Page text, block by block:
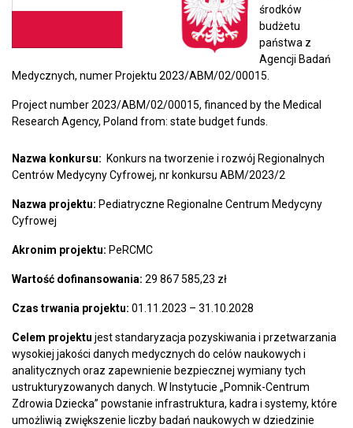
środków
budżetu
państwa z
Agencji Badań
Medycznych, numer Projektu 2023/ABM/02/00015.
Project number 2023/ABM/02/00015, financed by the Medical
Research Agency, Poland from: state budget funds.
Nazwa konkursu: Konkurs na tworzenie i rozwój Regionalnych
Centrów Medycyny Cyfrowej, nr konkursu ABM/2023/2
Nazwa projektu: Pediatryczne Regionalne Centrum Medycyny
Cyfrowej
Akronim projektu: PeRCMC
Wartość dofinansowania: 29 867 585,23 zł
Czas trwania projektu: 01.11.2023 – 31.10.2028
Celem projektu jest standaryzacja pozyskiwania i przetwarzania
wysokiej jakości danych medycznych do celów naukowych i
analitycznych oraz zapewnienie bezpiecznej wymiany tych
ustrukturyzowanych danych. W Instytucie „Pomnik-Centrum
Zdrowia Dziecka” powstanie infrastruktura, kadra i systemy, które
umożliwią zwiększenie liczby badań naukowych w dziedzinie